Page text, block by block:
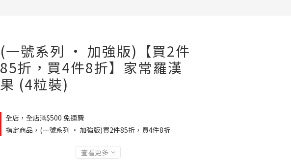
(一號系列 · 加強版)【買2件
85折，買4件8折】家常羅漢
果 (4粒裝)
全店，全店滿$500 免運費
指定商品，(一號系列 · 加強版)買2件85折，買4件8折
查看更多